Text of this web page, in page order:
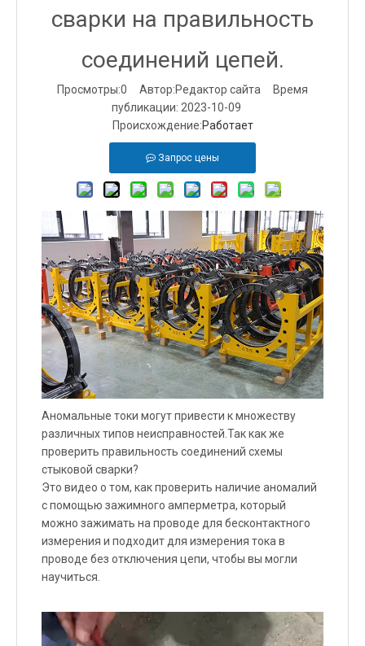
сварки на правильность
соединений цепей.
Просмотры:0 Автор:Pедактор сайта Время
публикации: 2023-10-09
Происхождение:Работает
Запрос цены
Аномальные токи могут привести к множеству
различных типов неисправностей.Так как же
проверить правильность соединений схемы
стыковой сварки?
Это видео о том, как проверить наличие аномалий
с помощью зажимного амперметра, который
можно зажимать на проводе для бесконтактного
измерения и подходит для измерения тока в
проводе без отключения цепи, чтобы вы могли
научиться.